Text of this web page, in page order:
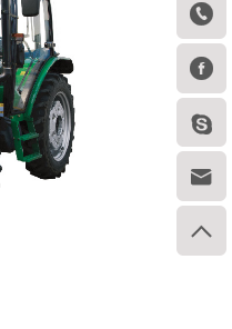




